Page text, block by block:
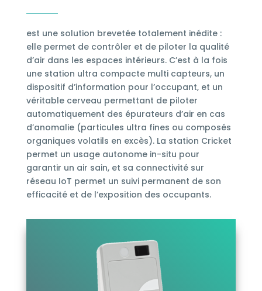
est une solution brevetée totalement inédite :
elle permet de contrôler et de piloter la qualité
d’air dans les espaces intérieurs. C’est à la fois
une station ultra compacte multi capteurs, un
dispositif d’information pour l’occupant, et un
véritable cerveau permettant de piloter
automatiquement des épurateurs d’air en cas
d’anomalie (particules ultra fines ou composés
organiques volatils en excès). La station Cricket
permet un usage autonome in-situ pour
garantir un air sain, et sa connectivité sur
réseau IoT permet un suivi permanent de son
efficacité et de l’exposition des occupants.